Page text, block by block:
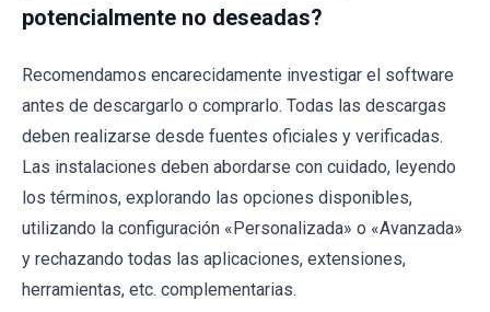
potencialmente no deseadas?
Recomendamos encarecidamente investigar el software
antes de descargarlo o comprarlo. Todas las descargas
deben realizarse desde fuentes oficiales y verificadas.
Las instalaciones deben abordarse con cuidado, leyendo
los términos, explorando las opciones disponibles,
utilizando la configuración «Personalizada» o «Avanzada»
y rechazando todas las aplicaciones, extensiones,
herramientas, etc. complementarias.